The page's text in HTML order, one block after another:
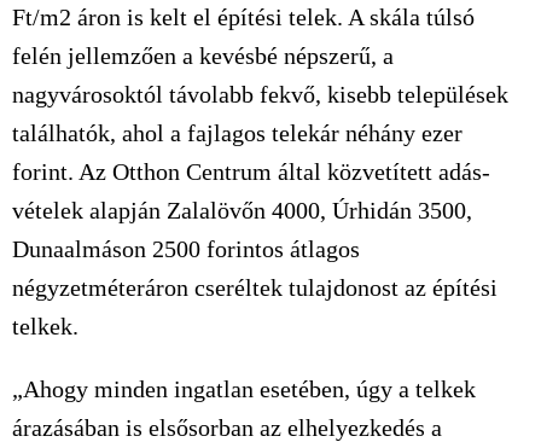
Ft/m2 áron is kelt el építési telek. A skála túlsó
felén jellemzően a kevésbé népszerű, a
nagyvárosoktól távolabb fekvő, kisebb települések
találhatók, ahol a fajlagos telekár néhány ezer
forint. Az Otthon Centrum által közvetített adás-
vételek alapján Zalalövőn 4000, Úrhidán 3500,
Dunaalmáson 2500 forintos átlagos
négyzetméteráron cseréltek tulajdonost az építési
telkek.
„Ahogy minden ingatlan esetében, úgy a telkek
árazásában is elsősorban az elhelyezkedés a